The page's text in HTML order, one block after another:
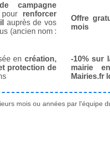
campagne
renforcer
auprès de vos
(ancien nom :
Offre
mois
en création,
protection de
-10% sur
mairie
Mairies.fr
mois ou années par l'équipe